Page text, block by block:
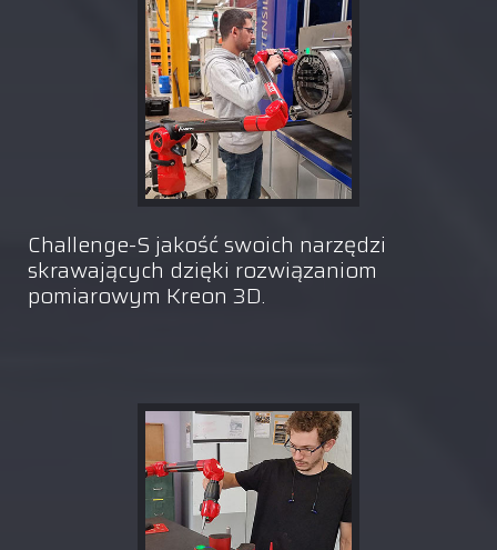
Challenge-S jakość swoich narzędzi
skrawających dzięki rozwiązaniom
pomiarowym Kreon 3D.